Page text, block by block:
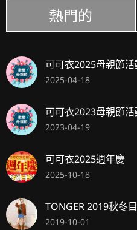
熱門的
可可衣2025母親節
2025-04-18
可可衣2023母親節
2023-04-19
可可衣2025週年慶
2025-10-18
TONGER 2019秋冬
2019-10-01